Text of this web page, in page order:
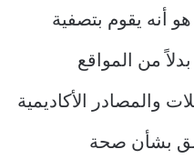
سبب آخر لحب Researcher هو أنه يقوم بتصفية
من المواقع
والمصادر الأكاديمية
بشأن صحة